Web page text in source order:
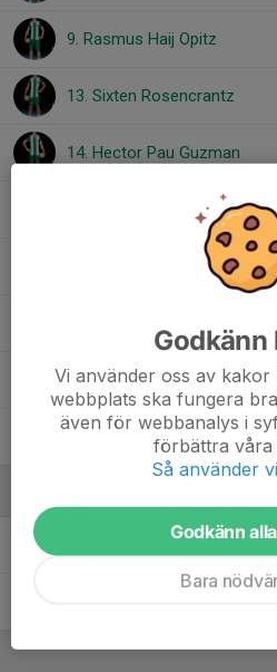
9. Rasmus Haij Opitz
13. Sixten Rosencrantz
14. Hector Pau Guzman
24. Marcus Qvarnström
25. William Bulawski Tyréus
33. Ante Sundberg
37. Ture Westholm
Linnéa SvenningTränare
Godkänn
Vi använder oss av
webbplats ska fungera
även för webbanalys i
förbättra våra
Så använder
Godkänn
Bara